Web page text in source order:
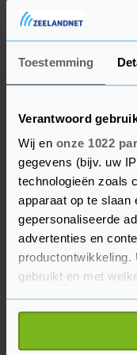
Toestemming
Verantwoord
Wij en onze 1022
gegevens (bijv. uw
technologieën zoals
apparaat op te slaan
gepersonaliseerde
advertenties en
productontwikkeling.
gebruikt en met
Als u het toestaat,
Informatie
niet meer weg
door de bodem
doen, want de
maximale
periode zonder
kruipruimtes
Rijkswaterstaat
verhoogde
uiterwaarden,
onderlopen. Ook
Arnhem,
water te staan.
dat de hoogste
boven NAP bij